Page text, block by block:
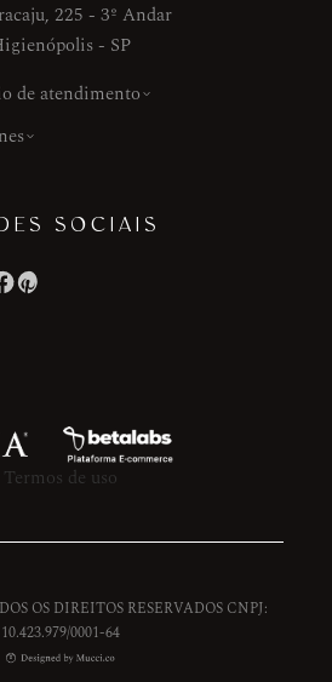
225 - 3º Andar
- SP
de atendimento
SOCIAIS
Termos de uso
OS DIREITOS RESERVADOS CNPJ:
10.423.979/0001-64